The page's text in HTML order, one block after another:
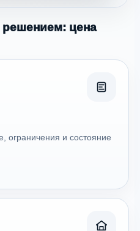
решением: цена
ограничения и состояние